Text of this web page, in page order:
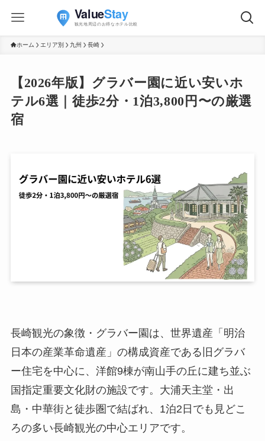
ホーム エリア別 九州 長崎
【2026年版】グラバー園に近い安いホ
テル6選｜徒歩2分・1泊3,800円〜の厳選
宿
長崎観光の象徴・グラバー園は、世界遺産「明治
日本の産業革命遺産」の構成資産である旧グラバ
ー住宅を中心に、洋館9棟が南山手の丘に建ち並ぶ
国指定重要文化財の施設です。大浦天主堂・出
島・中華街と徒歩圏で結ばれ、1泊2日でも見どこ
ろの多い長崎観光の中心エリアです。